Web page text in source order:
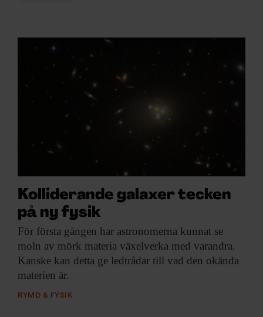
OM F&F
Kolliderande galaxer tecken
på ny fysik
För första gången har astronomerna kunnat se
moln av mörk materia växelverka med varandra.
Kanske kan detta ge ledtrådar till vad den okända
materien är.
RYMD & FYSIK